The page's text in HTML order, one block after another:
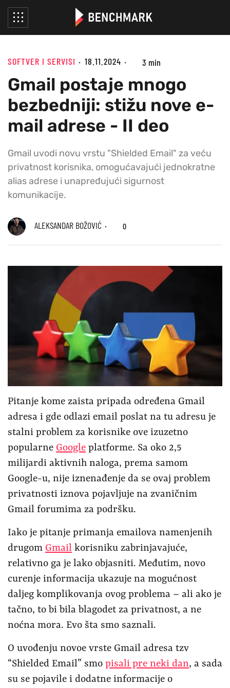
SOFTVER I SERVISI 18.11.2024 3 min
Gmail postaje mnogo
bezbedniji: stižu nove e-
mail adrese - II deo
Gmail uvodi novu vrstu "Shielded Email" za veću
privatnost korisnika, omogućavajući jednokratne
alias adrese i unapređujući sigurnost
komunikacije.
ALEKSANDAR BOŽOVIĆ 0
Pitanje kome zaista pripada određena Gmail
adresa i gde odlazi email poslat na tu adresu je
stalni problem za korisnike ove izuzetno
popularne Google platforme. Sa oko 2,5
milijardi aktivnih naloga, prema samom
Google-u, nije iznenađenje da se ovaj problem
privatnosti iznova pojavljuje na zvaničnim
Gmail forumima za podršku.
Iako je pitanje primanja emailova namenjenih
drugom Gmail korisniku zabrinjavajuće,
relativno ga je lako objasniti. Međutim, novo
curenje informacija ukazuje na mogućnost
daljeg komplikovanja ovog problema – ali ako je
tačno, to bi bila blagodet za privatnost, a ne
noćna mora. Evo šta smo saznali.
O uvođenju novoe vrste Gmail adresa tzv
“Shielded Email” smo pisali pre neki dan, a sada
su se pojavile i dodatne informacije o